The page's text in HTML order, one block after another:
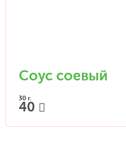
Соус соевый
30 г.
40